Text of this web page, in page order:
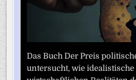
Das Buch Der Preis
untersucht, wie